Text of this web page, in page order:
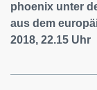
phoenix unter
aus dem
2018, 22.15 Uhr